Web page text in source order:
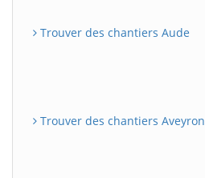
Trouver des chantiers Aude
Trouver des chantiers Aveyron